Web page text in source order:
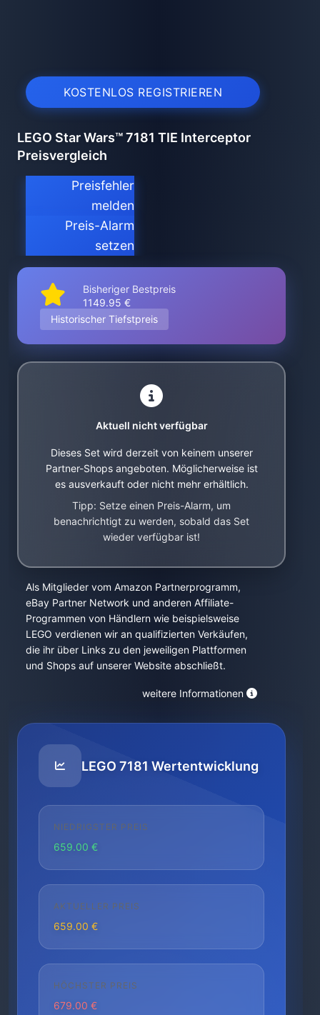
KOSTENLOS REGISTRIEREN
LEGO Star Wars™ 7181 TIE Interceptor
Preisvergleich
Preisfehler
melden
Preis-Alarm
setzen
Bisheriger Bestpreis
1149.95 €
Historischer Tiefstpreis
Aktuell nicht verfügbar
Dieses Set wird derzeit von keinem unserer
Partner-Shops angeboten. Möglicherweise ist
es ausverkauft oder nicht mehr erhältlich.
Tipp: Setze einen Preis-Alarm, um
benachrichtigt zu werden, sobald das Set
wieder verfügbar ist!
Als Mitglieder vom Amazon Partnerprogramm,
eBay Partner Network und anderen Affiliate-
Programmen von Händlern wie beispielsweise
LEGO verdienen wir an qualifizierten Verkäufen,
die ihr über Links zu den jeweiligen Plattformen
und Shops auf unserer Website abschließt.
weitere Informationen
LEGO 7181 Wertentwicklung
NIEDRIGSTER PREIS
659.00 €
AKTUELLER PREIS
659.00 €
HÖCHSTER PREIS
679.00 €